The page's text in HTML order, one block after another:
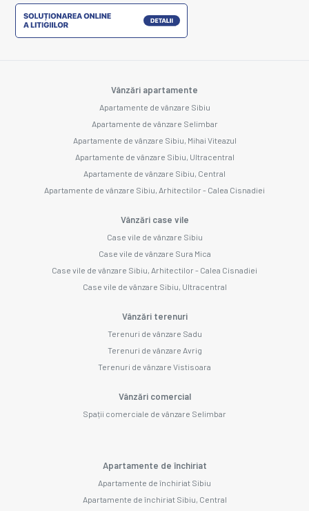
Vânzări apartamente
Apartamente de vânzare Sibiu
Apartamente de vânzare Selimbar
Apartamente de vânzare Sibiu, Mihai Viteazul
Apartamente de vânzare Sibiu, Ultracentral
Apartamente de vânzare Sibiu, Central
Apartamente de vânzare Sibiu, Arhitectilor - Calea Cisnadiei
Vânzări case vile
Case vile de vânzare Sibiu
Case vile de vânzare Sura Mica
Case vile de vânzare Sibiu, Arhitectilor - Calea Cisnadiei
Case vile de vânzare Sibiu, Ultracentral
Vânzări terenuri
Terenuri de vânzare Sadu
Terenuri de vânzare Avrig
Terenuri de vânzare Vistisoara
Vânzări comercial
Spații comerciale de vânzare Selimbar
Apartamente de închiriat
Apartamente de închiriat Sibiu
Apartamente de închiriat Sibiu, Central